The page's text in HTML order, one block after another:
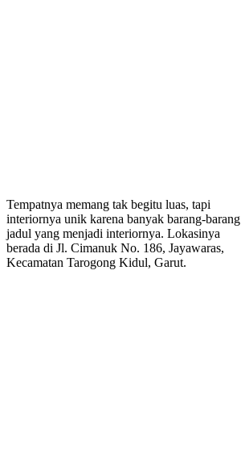
Tempatnya memang tak begitu luas, tapi
interiornya unik karena banyak barang-barang
jadul yang menjadi interiornya. Lokasinya
berada di Jl. Cimanuk No. 186, Jayawaras,
Kecamatan Tarogong Kidul, Garut.